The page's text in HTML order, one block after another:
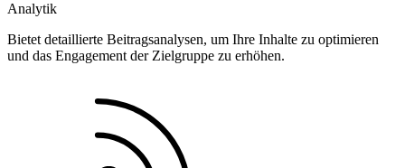
Analytik
Bietet detaillierte Beitragsanalysen, um Ihre Inhalte zu optimieren
und das Engagement der Zielgruppe zu erhöhen.